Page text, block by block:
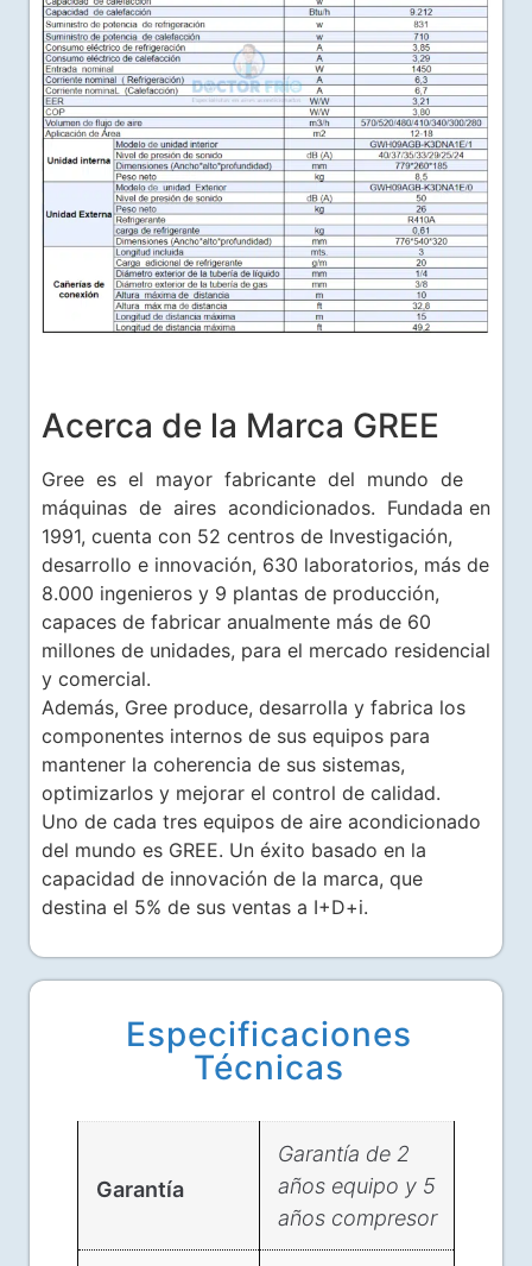
Acerca de la Marca GREE
Gree es el mayor fabricante del mundo de
máquinas de aires acondicionados. Fundada en
1991, cuenta con 52 centros de Investigación,
desarrollo e innovación, 630 laboratorios, más de
8.000 ingenieros y 9 plantas de producción,
capaces de fabricar anualmente más de 60
millones de unidades, para el mercado residencial
y comercial.
Además, Gree produce, desarrolla y fabrica los
componentes internos de sus equipos para
mantener la coherencia de sus sistemas,
optimizarlos y mejorar el control de calidad.
Uno de cada tres equipos de aire acondicionado
del mundo es GREE. Un éxito basado en la
capacidad de innovación de la marca, que
destina el 5% de sus ventas a I+D+i.
Especificaciones
Técnicas
Garantía
Garantía de 2
años equipo y 5
años compresor